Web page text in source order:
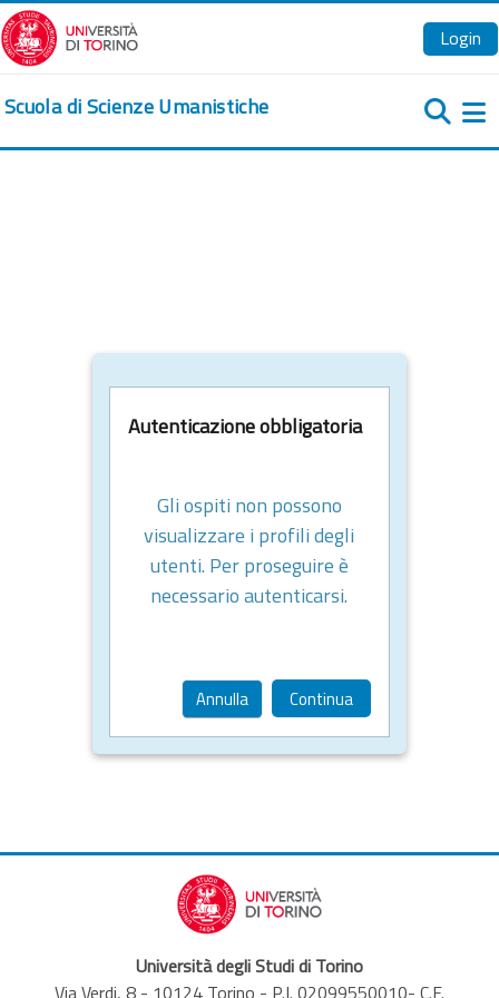
Vai al contenuto principale
Login
Scuola di Scienze Umanistiche
Autenticazione obbligatoria
Gli ospiti non possono
visualizzare i profili degli
utenti. Per proseguire è
necessario autenticarsi.
Annulla Continua
Università degli Studi di Torino
Via Verdi, 8 - 10124 Torino - P.I. 02099550010- C.F.